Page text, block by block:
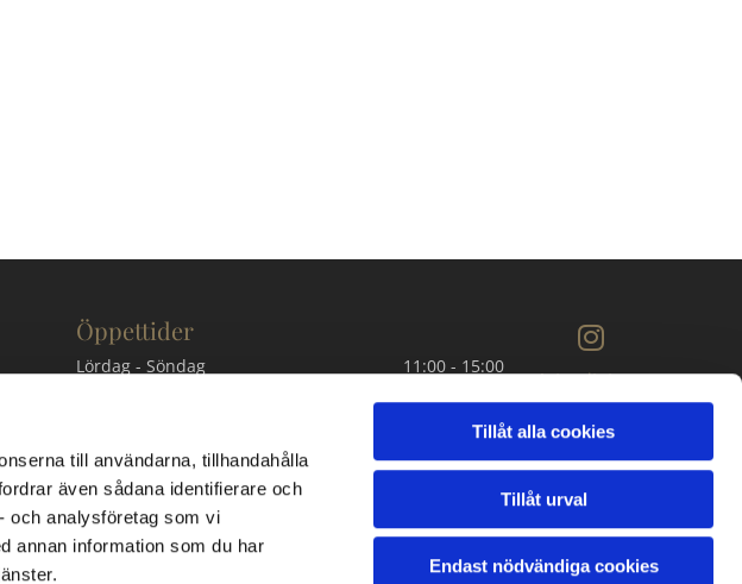
till användarna, tillhandahålla
även sådana identifierare och
och analysföretag som vi
annan information som du har
Tillåt alla cookies
Tillåt urval
Endast nödvändiga cookies
Öppettider
Lördag - Söndag 11:00 - 15:00
Beställningsblankett
Integritet
& cookies